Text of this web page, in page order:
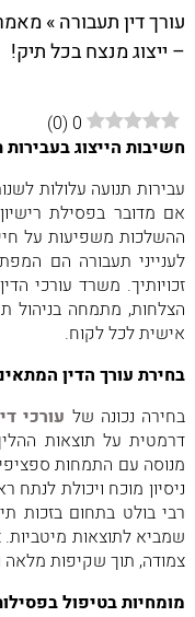
עורך דין תעבורה»
– ייצוג מנצח בכל תיק!
0
(
0
)
חשיבות הייצוג בעבירות
עבירות תנועה עלולות
אם מדובר בפסילת
ההשלכות משפיעות על
לענייני תעבורה הם
זכויותיך. משרד עורכי
הצלחות, מתמחה בניהול
אישית לכל לקוח.
בחירת עורך הדין
בחירה נכונה של עורכי
דרמטית על תוצאות
מנוסה עם התמחות
ניסיון מוכח ויכולת לנתח
רבי בולט בתחום בזכות
שמביא לתוצאות
צמודה, תוך שקיפות
מומחיות בטיפול